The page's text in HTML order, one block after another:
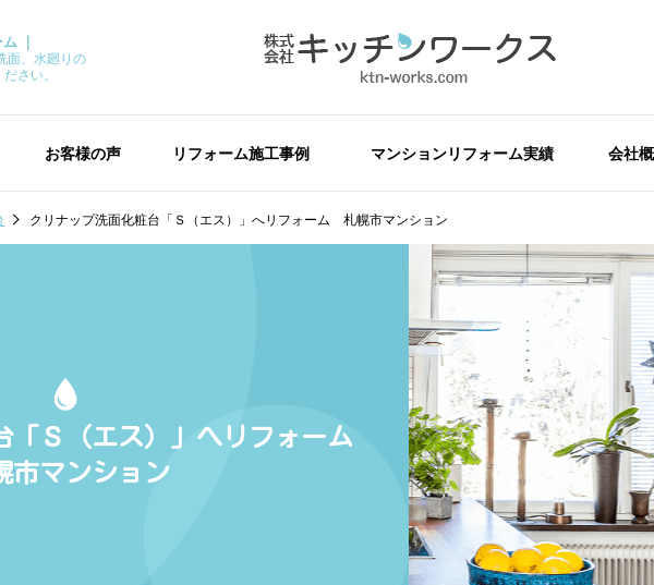
｜
面、水廻りの
さい。
お客様の声 リフォーム施工事例 マンションリフォーム実績 会社
クリナップ洗面化粧台「Ｓ（エス）」へリフォーム 札幌市マンション
「Ｓ（エス）」へリフォーム
市マンション